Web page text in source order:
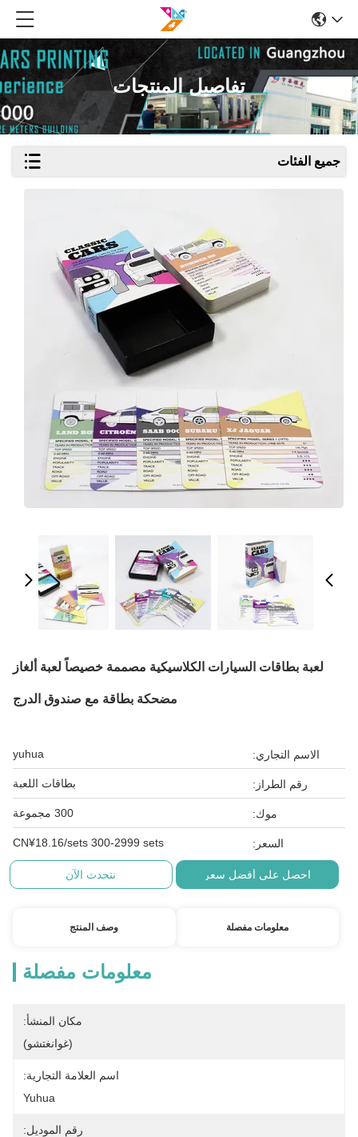
تفاصيل المنتجات
جميع الفئات
لعبة بطاقات السيارات الكلاسيكية مصممة خصيصاً لعبة ألغاز
مضحكة بطاقة مع صندوق الدرج
الاسم التجاري: yuhua
رقم الطراز: بطاقات اللعبة
موك: 300 مجموعة
السعر: CN¥18.16/sets 300-2999 sets
احصل على أفضل سعر نتحدث الآن
معلومات مفصلة وصف المنتج
معلومات مفصلة
مكان المنشأ:
(غوانغتشو)
اسم العلامة التجارية:
Yuhua
رقم الموديل: